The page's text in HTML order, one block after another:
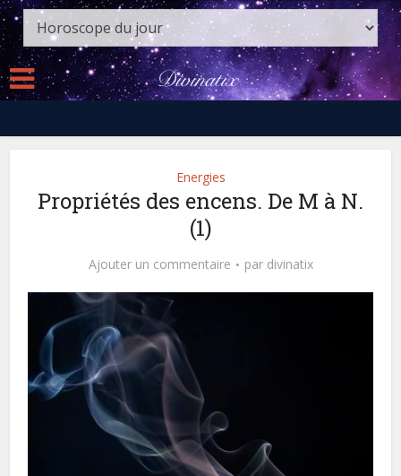
Energies
Propriétés des encens. De M à N.
(1)
Ajouter un commentaire par divinatix